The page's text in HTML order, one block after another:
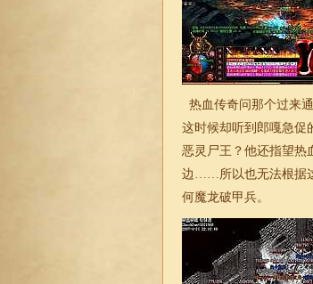
热血传奇问那个过来
这时候却听到郎嘎急促
恶灵尸王？他还指望热
边……所以也无法根据
何魔龙破甲兵。